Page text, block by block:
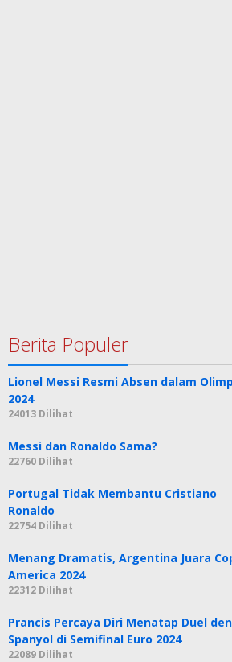
Berita Populer
Lionel Messi Resmi Absen dalam
2024
24013 Dilihat
Messi dan Ronaldo Sama?
22760 Dilihat
Portugal Tidak Membantu Cristiano
Ronaldo
22754 Dilihat
Menang Dramatis, Argentina Juara
America 2024
22312 Dilihat
Prancis Percaya Diri Menatap Duel
Spanyol di Semifinal Euro 2024
22089 Dilihat